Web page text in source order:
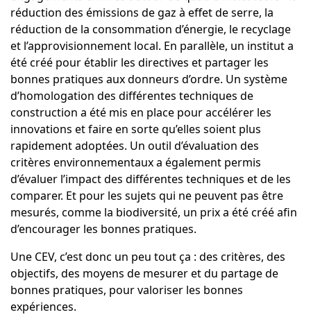
réduction des émissions de gaz à effet de serre, la
réduction de la consommation d’énergie, le recyclage
et l’approvisionnement local. En parallèle, un institut a
été créé pour établir les directives et partager les
bonnes pratiques aux donneurs d’ordre. Un système
d’homologation des différentes techniques de
construction a été mis en place pour accélérer les
innovations et faire en sorte qu’elles soient plus
rapidement adoptées. Un outil d’évaluation des
critères environnementaux a également permis
d’évaluer l’impact des différentes techniques et de les
comparer. Et pour les sujets qui ne peuvent pas être
mesurés, comme la biodiversité, un prix a été créé afin
d’encourager les bonnes pratiques.
Une CEV, c’est donc un peu tout ça : des critères, des
objectifs, des moyens de mesurer et du partage de
bonnes pratiques, pour valoriser les bonnes
expériences.